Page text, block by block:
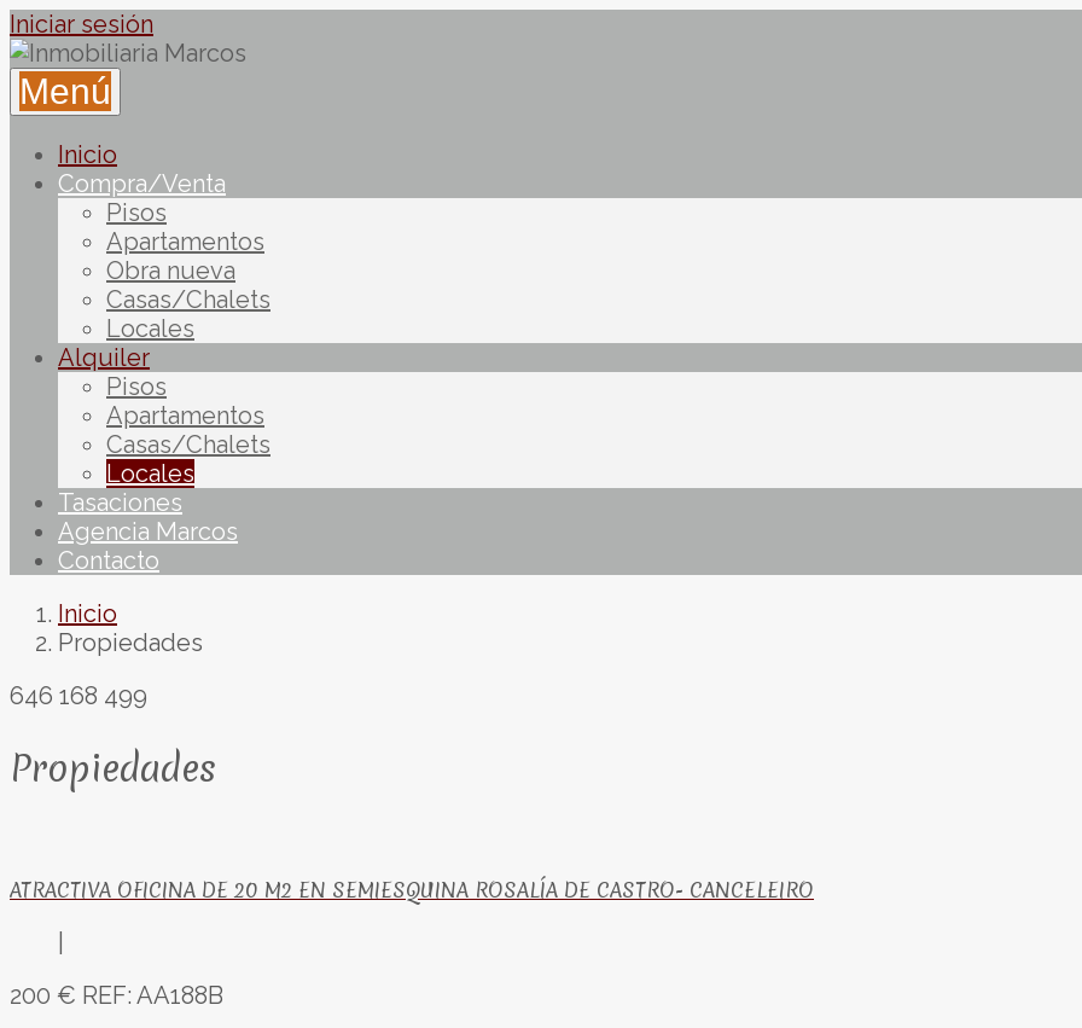
Iniciar sesión
Menú
Inicio
Compra/Venta
Pisos
Apartamentos
Obra nueva
Casas/Chalets
Locales
Alquiler
Pisos
Apartamentos
Casas/Chalets
Locales
Tasaciones
Agencia Marcos
Contacto
Inicio
Propiedades
646 168 499
Propiedades
ATRACTIVA OFICINA DE 20 M2 EN SEMIESQUINA ROSALÍA DE CASTRO- CANCELEIRO
200 € REF: AA188B